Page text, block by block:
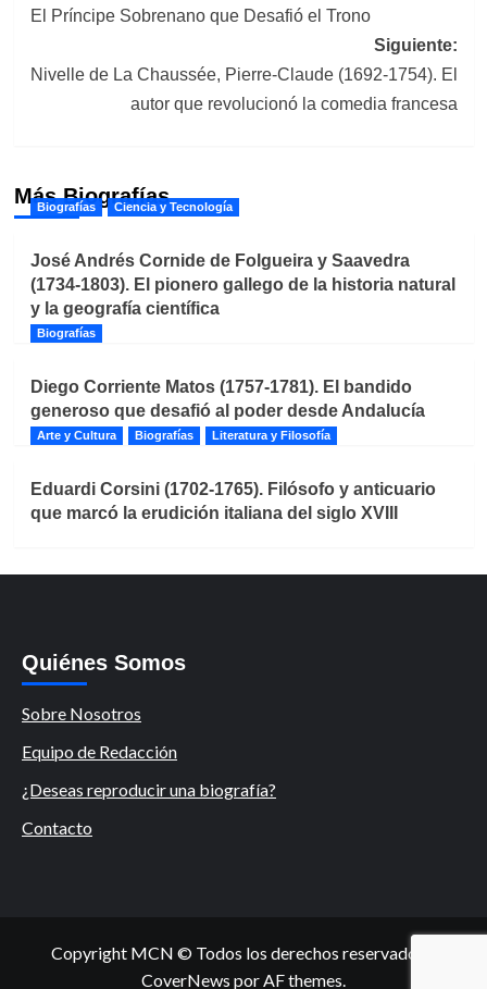
entradas
El Príncipe Sobrenano que Desafió el Trono
Siguiente:
Nivelle de La Chaussée, Pierre-Claude (1692-1754). El
autor que revolucionó la comedia francesa
Más Biografías
Biografías Ciencia y Tecnología
José Andrés Cornide de Folgueira y Saavedra
(1734-1803). El pionero gallego de la historia natural
y la geografía científica
Biografías
Diego Corriente Matos (1757-1781). El bandido
generoso que desafió al poder desde Andalucía
Arte y Cultura Biografías Literatura y Filosofía
Eduardi Corsini (1702-1765). Filósofo y anticuario
que marcó la erudición italiana del siglo XVIII
Quiénes Somos
Sobre Nosotros
Equipo de Redacción
¿Deseas reproducir una biografía?
Contacto
Copyright MCN © Todos los derechos reservados.
CoverNews por AF themes.